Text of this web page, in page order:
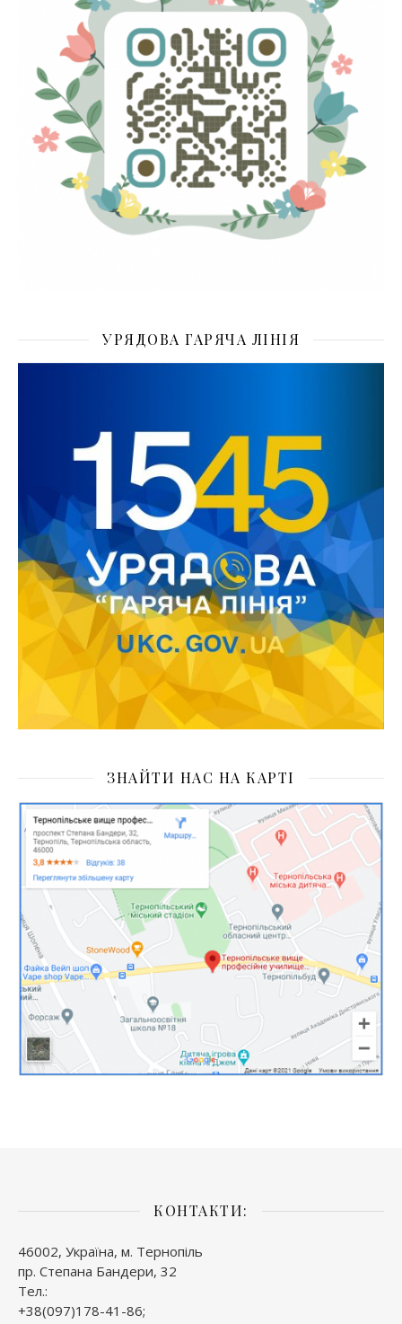
УРЯДОВА ГАРЯЧА ЛІНІЯ
ЗНАЙТИ НАС НА КАРТІ
КОНТАКТИ:
46002, Україна, м. Тернопіль
пр. Степана Бандери, 32
Тел.:
+38(097)178-41-86;